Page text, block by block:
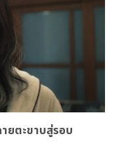
ยตะขาบสู่รอบ